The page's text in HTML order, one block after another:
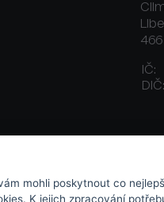
IČ:
DIČ:
mohli poskytnout co
K jejich zpracování